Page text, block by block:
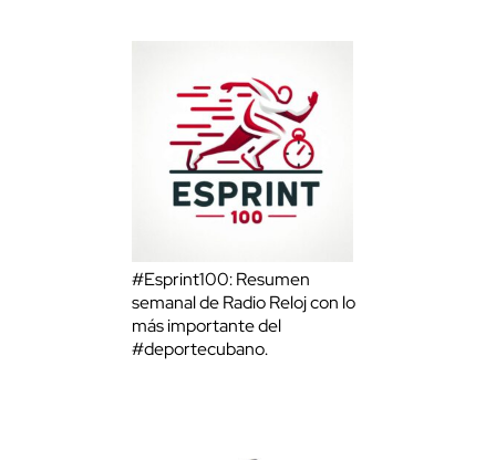
#Esprint100: Resumen
semanal de Radio Reloj con lo
más importante del
#deportecubano.